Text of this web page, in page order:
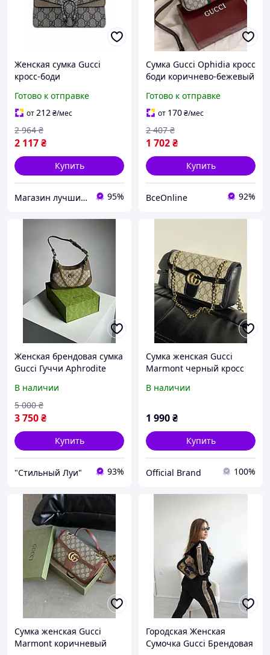
Женская сумка Gucci
кросс-боди
Готово к отправке
от212₴/мес
2 117₴
2 964 ₴
Купить
Магазин лучших сумок 95%
Сумка Gucci Ophidia кросс
боди коричнево-бежевый
Готово к отправке
от 170₴/мес
1 702₴
2 407 ₴
Купить
ВсеOnline 92%
Женская брендовая сумка
Gucci Гуччи Aphrodite
боди, брендовая сумка
В наличии
3 750₴
5 000 ₴
Купить
"Стильный Луи" 93%
Сумка женская Gucci
Marmont черный кросс
В наличии
1 990₴
Купить
Official Brand 100%
Сумка женская Gucci
Marmont коричневый
Городская Женская
Сумочка Gucci Брендовая